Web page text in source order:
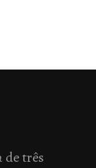
de três